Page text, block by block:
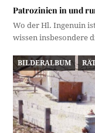
Patrozinien in und
Wo der Hl. Ingenuin
wissen insbesondere
BILDERALBUM